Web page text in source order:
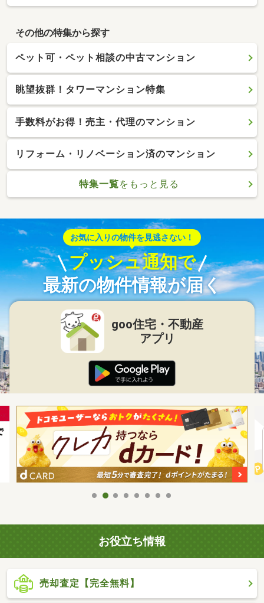
その他の特集から探す
ペット可・ペット相談の中古マンション
眺望抜群！タワーマンション特集
手数料がお得！売主・代理のマンション
リフォーム・リノベーション済のマンション
特集一覧をもっと見る
お気に入りの物件を見逃さない！
プッシュ通知で
最新の物件情報が届く
goo住宅・不動産
アプリ
お役立ち情報
売却査定【完全無料】